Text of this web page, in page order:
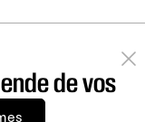
de vos